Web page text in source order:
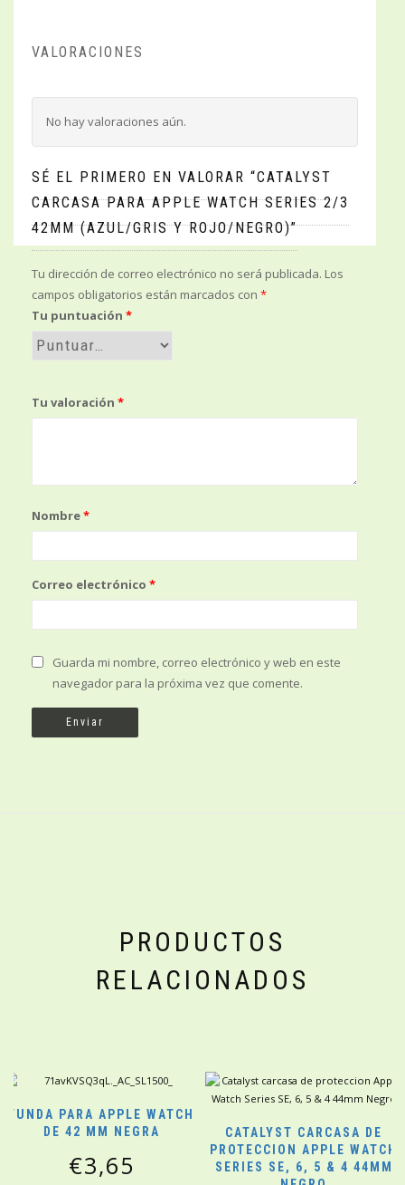
VALORACIONES
No hay valoraciones aún.
SÉ EL PRIMERO EN VALORAR “CATALYST
CARCASA PARA APPLE WATCH SERIES 2/3
42MM (AZUL/GRIS Y ROJO/NEGRO)”
Tu dirección de correo electrónico no será publicada. Los
campos obligatorios están marcados con *
Tu puntuación *
Tu valoración *
Nombre*
Correo electrónico *
Guarda mi nombre, correo electrónico y web en este
navegador para la próxima vez que comente.
PRODUCTOS
RELACIONADOS
FUNDA PARA APPLE WATCH
DE 42 MM NEGRA
€3,65
CATALYST CARCASA DE
PROTECCION APPLE WATCH
SERIES SE, 6, 5 & 4 44MM